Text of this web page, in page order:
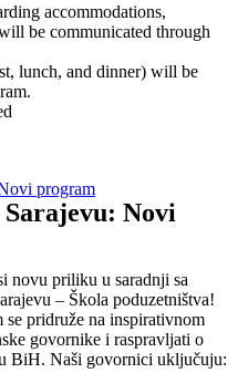
accommodations,
be communicated through
lunch, and dinner) will be
Sarajevu: Novi
novu priliku u saradnji sa
– Škola poduzetništva!
se pridruže na inspirativnom
govornike i raspravljati o
BiH. Naši govornici uključuju: